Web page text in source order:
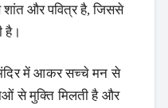
शांत और पवित्र है, जिससे
है।
मंदिर में आकर सच्चे मन से
से मुक्ति मिलती है और